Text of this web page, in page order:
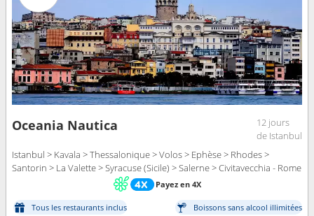
Oceania Nautica
12 jours
de Istanbul
Istanbul > Kavala > Thessalonique > Volos > Ephèse > Rhodes >
Santorin > La Valette > Syracuse (Sicile) > Salerne > Civitavecchia - Rome
Payez en 4X
Tous les restaurants inclus
Boissons sans alcool illimitées